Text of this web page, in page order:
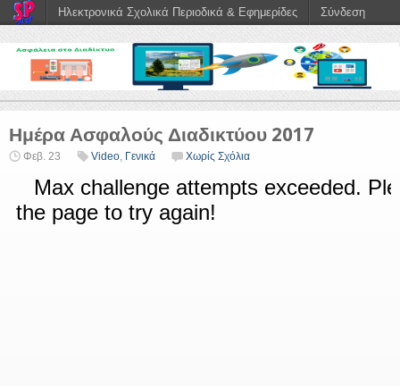
Ημέρα Ασφαλούς Διαδικτύου 2017
Φεβ. 23 Video Γενικά Χωρίς Σχόλια
Ηλεκτρονικά Σχολικά Περιοδικά & Εφημερίδες Σύνδεση